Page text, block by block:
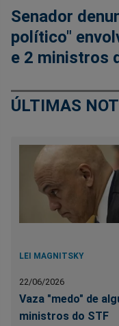
Senador
político"
e 2 ministros
ÚLTIMAS
LEI MAGNITSKY
22/06/2026
Vaza "medo" de
ministros do STF